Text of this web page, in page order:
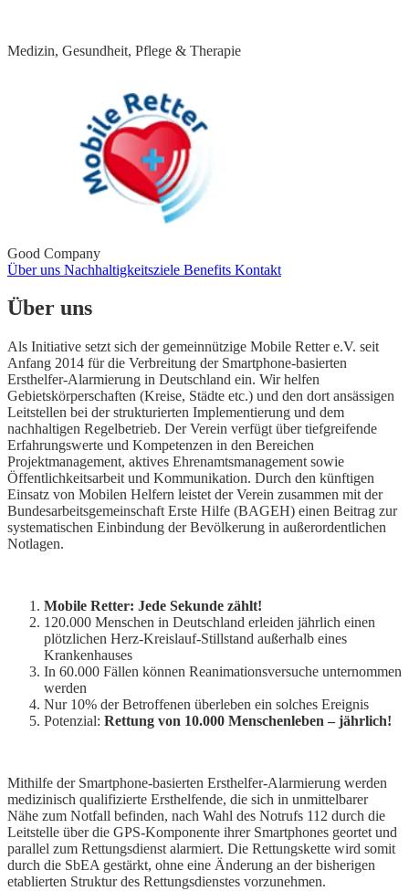
Medizin, Gesundheit, Pflege & Therapie
Good Company
Über uns Nachhaltigkeitsziele Benefits Kontakt
Über uns
Als Initiative setzt sich der gemeinnützige Mobile Retter e.V. seit
Anfang 2014 für die Verbreitung der Smartphone-basierten
Ersthelfer-Alarmierung in Deutschland ein. Wir helfen
Gebietskörperschaften (Kreise, Städte etc.) und den dort ansässigen
Leitstellen bei der strukturierten Implementierung und dem
nachhaltigen Regelbetrieb. Der Verein verfügt über tiefgreifende
Erfahrungswerte und Kompetenzen in den Bereichen
Projektmanagement, aktives Ehrenamtsmanagement sowie
Öffentlichkeitsarbeit und Kommunikation. Durch den künftigen
Einsatz von Mobilen Helfern leistet der Verein zusammen mit der
Bundesarbeitsgemeinschaft Erste Hilfe (BAGEH) einen Beitrag zur
systematischen Einbindung der Bevölkerung in außerordentlichen
Notlagen.
Mobile Retter: Jede Sekunde zählt!
120.000 Menschen in Deutschland erleiden jährlich einen
plötzlichen Herz-Kreislauf-Stillstand außerhalb eines
Krankenhauses
In 60.000 Fällen können Reanimationsversuche unternommen
werden
Nur 10% der Betroffenen überleben ein solches Ereignis
Potenzial: Rettung von 10.000 Menschenleben – jährlich!
Mithilfe der Smartphone-basierten Ersthelfer-Alarmierung werden
medizinisch qualifizierte Ersthelfende, die sich in unmittelbarer
Nähe zum Notfall befinden, nach Wahl des Notrufs 112 durch die
Leitstelle über die GPS-Komponente ihrer Smartphones geortet und
parallel zum Rettungsdienst alarmiert. Die Rettungskette wird somit
durch die SbEA gestärkt, ohne eine Änderung an der bisherigen
etablierten Struktur des Rettungsdienstes vorzunehmen.